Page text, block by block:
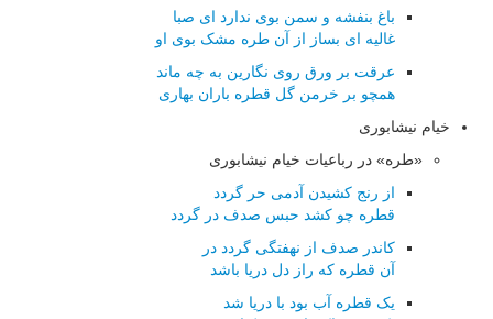
باغ بنفشه و سمن بوی ندارد ای صبا
غالیه ای بساز از آن طره مشک بوی او
عرقت بر ورق روی نگارین به چه ماند
همچو بر خرمن گل قطره باران بهاری
خیام نیشابوری
«طره» در رباعیات خیام نیشابوری
از رنج کشیدن آدمی حر گردد
قطره چو کشد حبس صدف در گردد
کاندر صدف از نهفتگی گردد در
آن قطره که راز دل دریا باشد
یک قطره آب بود با دریا شد